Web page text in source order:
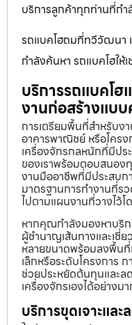
บริการลูกค้าทุกท่านที่กำ
รถแบคโฮถมที่ทวีวัฒนา
กำลังค้นหา รถแบคโฮให้
บริการรถแบคโฮ
งานก่อสร้างแบ
การเตรียมพื้นที่สำหรับง
อาคารพาณิชย์ หรือโคร
เครื่องจักรกลหนักที่มีปร
ของเราพร้อมตอบสนอง
งานมืออาชีพที่มีประสบก
มาตรฐานการทำงานที่ร
ไปตามแผนงานที่วางไว้โ
หากคุณกำลังมองหาบริก
ผู้ชำนาญเส้นทางและเชี่
หลายขนาดพร้อมลงพื้นที่
เล็กหรือระดับโครงการ
ช่วยประหยัดต้นทุนและล
เครื่องจักรเองได้อย่างม
บริการขุดเจาะแล